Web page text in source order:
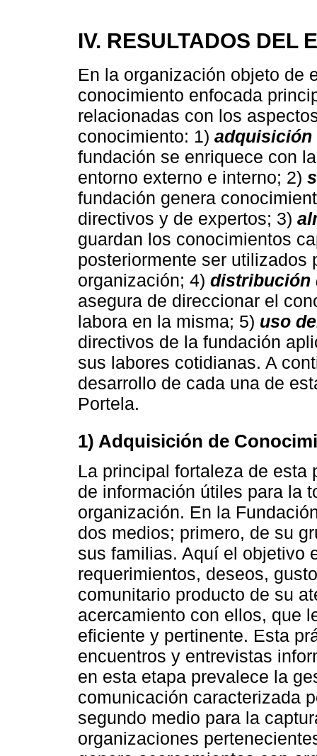
IV. RESULTADOS DEL
En la organización objeto de
conocimiento enfocada
relacionadas con los
conocimiento: 1) adquisición
fundación se enriquece con
entorno externo e interno; 2)
fundación genera
directivos y de expertos; 3)
guardan los conocimientos
posteriormente ser utilizados
organización; 4) distribución
asegura de direccionar el
labora en la misma; 5) uso
directivos de la fundación
sus labores cotidianas. A
desarrollo de cada una de
Portela.
1) Adquisición de
La principal fortaleza de
de información útiles para la
organización. En la
dos medios; primero, de su
sus familias. Aquí el objetivo
requerimientos, deseos,
comunitario producto de su
acercamiento con ellos, que
eficiente y pertinente. Esta
encuentros y entrevistas
en esta etapa prevalece la
comunicación caracterizada
segundo medio para la
organizaciones